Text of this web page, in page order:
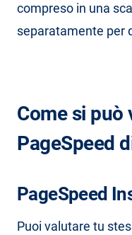
compreso in una
separatamente per
Come si può
PageSpeed
PageSpeed
Puoi valutare tu